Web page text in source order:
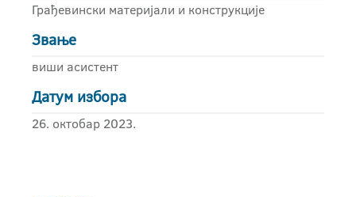
Грађевински материјали и конструкције
Звање
виши асистент
Датум избора
26. октобар 2023.